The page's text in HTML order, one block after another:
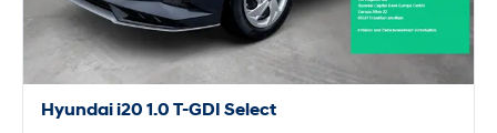
Hyundai i20 1.0 T-GDI Select